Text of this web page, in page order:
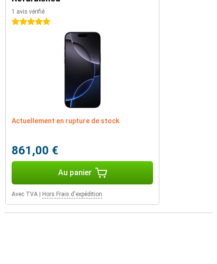
1 avis vérifié
5 étoiles
Actuellement en rupture de stock
861,00 €
Au panier
Avec TVA | Hors Frais d'expédition